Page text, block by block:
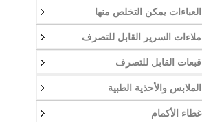
العباءات يمكن التخلص منها
ملاءات السرير القابل للتصرف
قبعات القابل للتصرف
الملابس والأحذية الطبية
غطاء الأكمام